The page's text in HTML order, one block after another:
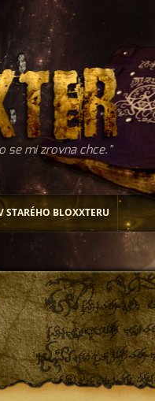
se mi zrovna chce.
STARÉHO BLOXXTERU